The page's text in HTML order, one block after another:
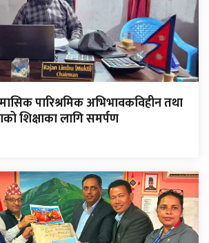
मासिक पारिश्रमिक अभिभावकविहीन तथा
शिक्षाका लागि समर्पण